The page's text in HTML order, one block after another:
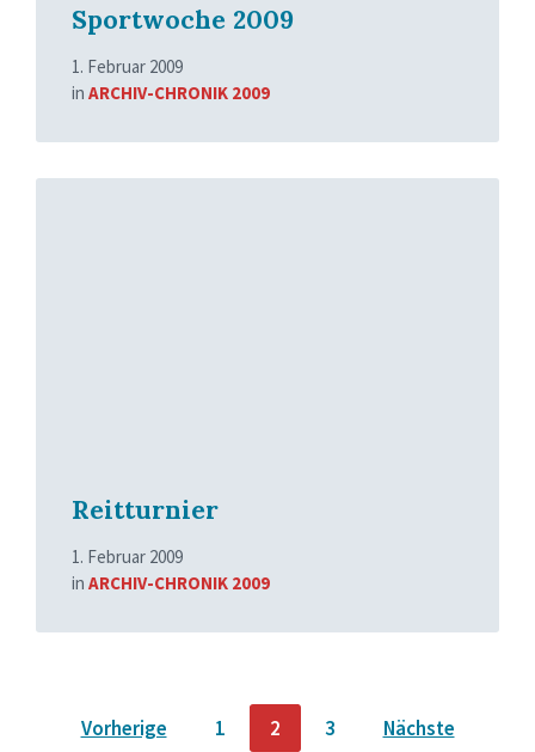
Sportwoche 2009
1. Februar 2009
in ARCHIV-CHRONIK 2009
Reitturnier
1. Februar 2009
in ARCHIV-CHRONIK 2009
Read
Seitennummerierung
Vorherige 1 2 3 Nächste